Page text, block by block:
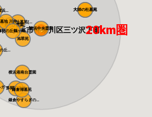
横浜中央霊園
浜...
朝陽の杜墓苑(...
横浜港南台霊園
サン...
旭翠苑
あさひ霊園
れ...
地 川井...
大師の杜墓苑
丘...
鎌倉やすらぎの...
多聞院墓苑
林の丘鶴ヶ峰...
ガー...
鎌倉湖墓苑
大師の杜墓苑
県横浜市神奈川区三ツ沢下町20km圏